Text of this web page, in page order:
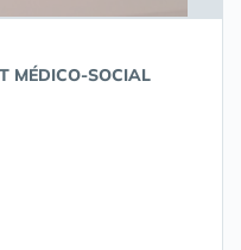
MÉDICO-SOCIAL